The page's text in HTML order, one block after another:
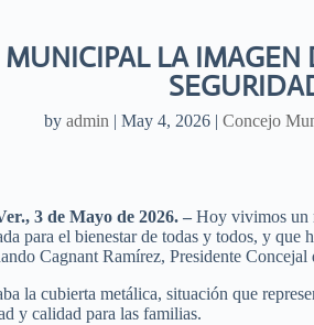
LA
by admin | May 4, 2026 | Concejo
3 de Mayo de 2026. – Hoy vivimos un
para el bienestar de todas y todos, y
Cagnant Ramírez, Presidente
la cubierta metálica, situación que
y calidad para las familias.